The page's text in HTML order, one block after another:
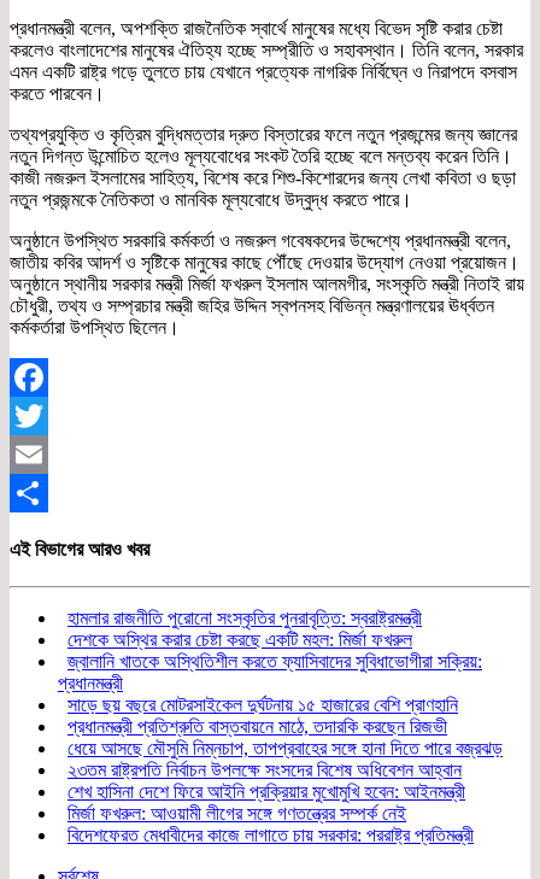
প্রধানমন্ত্রী বলেন, অপশক্তি রাজনৈতিক স্বার্থে মানুষের মধ্যে বিভেদ সৃষ্টি করার চেষ্টা
করলেও বাংলাদেশের মানুষের ঐতিহ্য হচ্ছে সম্প্রীতি ও সহাবস্থান। তিনি বলেন, সরকার
এমন একটি রাষ্ট্র গড়ে তুলতে চায় যেখানে প্রত্যেক নাগরিক নির্বিঘ্নে ও নিরাপদে বসবাস
করতে পারবেন।
তথ্যপ্রযুক্তি ও কৃত্রিম বুদ্ধিমত্তার দ্রুত বিস্তারের ফলে নতুন প্রজন্মের জন্য জ্ঞানের
নতুন দিগন্ত উন্মোচিত হলেও মূল্যবোধের সংকট তৈরি হচ্ছে বলে মন্তব্য করেন তিনি।
কাজী নজরুল ইসলামের সাহিত্য, বিশেষ করে শিশু-কিশোরদের জন্য লেখা কবিতা ও ছড়া
নতুন প্রজন্মকে নৈতিকতা ও মানবিক মূল্যবোধে উদ্বুদ্ধ করতে পারে।
অনুষ্ঠানে উপস্থিত সরকারি কর্মকর্তা ও নজরুল গবেষকদের উদ্দেশ্যে প্রধানমন্ত্রী বলেন,
জাতীয় কবির আদর্শ ও সৃষ্টিকে মানুষের কাছে পৌঁছে দেওয়ার উদ্যোগ নেওয়া প্রয়োজন।
অনুষ্ঠানে স্থানীয় সরকার মন্ত্রী মির্জা ফখরুল ইসলাম আলমগীর, সংস্কৃতি মন্ত্রী নিতাই রায়
চৌধুরী, তথ্য ও সম্প্রচার মন্ত্রী জহির উদ্দিন স্বপনসহ বিভিন্ন মন্ত্রণালয়ের ঊর্ধ্বতন
কর্মকর্তারা উপস্থিত ছিলেন।
Facebook
Twitter
Email
এই বিভাগের আরও খবর
হামলার রাজনীতি পুরোনো সংস্কৃতির পুনরাবৃত্তি: স্বরাষ্ট্রমন্ত্রী
দেশকে অস্থির করার চেষ্টা করছে একটি মহল: মির্জা ফখরুল
জ্বালানি খাতকে অস্থিতিশীল করতে ফ্যাসিবাদের সুবিধাভোগীরা সক্রিয়:
প্রধানমন্ত্রী
সাড়ে ছয় বছরে মোটরসাইকেল দুর্ঘটনায় ১৫ হাজারের বেশি প্রাণহানি
প্রধানমন্ত্রী প্রতিশ্রুতি বাস্তবায়নে মাঠে, তদারকি করছেন রিজভী
ধেয়ে আসছে মৌসুমি নিম্নচাপ, তাপপ্রবাহের সঙ্গে হানা দিতে পারে বজ্রঝড়
২৩তম রাষ্ট্রপতি নির্বাচন উপলক্ষে সংসদের বিশেষ অধিবেশন আহ্বান
শেখ হাসিনা দেশে ফিরে আইনি প্রক্রিয়ার মুখোমুখি হবেন: আইনমন্ত্রী
মির্জা ফখরুল: আওয়ামী লীগের সঙ্গে গণতন্ত্রের সম্পর্ক নেই
বিদেশফেরত মেধাবীদের কাজে লাগাতে চায় সরকার: পররাষ্ট্র প্রতিমন্ত্রী